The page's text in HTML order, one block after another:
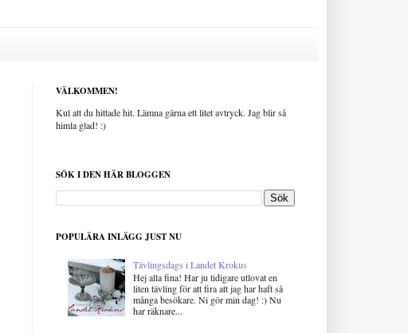
VÄLKOMMEN!
Kul att du hittade hit. Lämna gärna ett litet avtryck. Jag blir så
himla glad! :)
SÖK I DEN HÄR BLOGGEN
POPULÄRA INLÄGG JUST NU
Tävlingsdags i Landet Krokus
Hej alla fina! Har ju tidigare utlovat en
liten tävling för att fira att jag har haft så
många besökare. Ni gör min dag! :) Nu
har räknare...